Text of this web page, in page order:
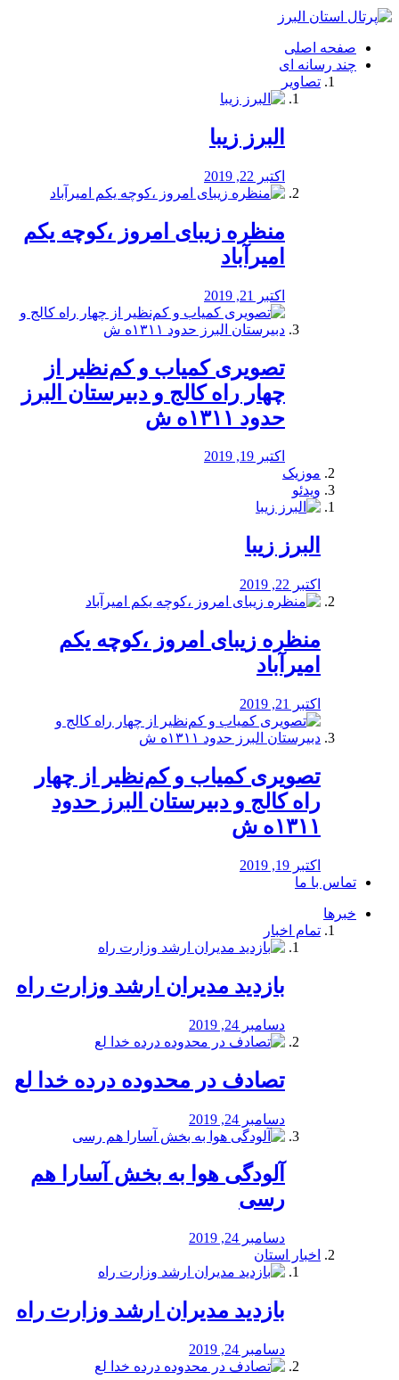
فصد
شرق
تهران
خشکشویی
صفحه اصلی
چند رسانه ای
تصاویر
البرز زیبا
اکتبر 22, 2019
منظره‌‌ زیبای امروز ،کوچه یکم
امیرآباد
اکتبر 21, 2019
️تصویری کمیاب و کم‌نظیر از
چهار راه كالج و دبيرستان البرز
حدود ۱۳۱۱ه ش
اکتبر 19, 2019
موزیک
ویدئو
البرز زیبا
اکتبر 22, 2019
منظره‌‌ زیبای امروز ،کوچه یکم
امیرآباد
اکتبر 21, 2019
️تصویری کمیاب و کم‌نظیر از چهار
راه كالج و دبيرستان البرز حدود
۱۳۱۱ه ش
اکتبر 19, 2019
تماس با ما
خبرها
تمام اخبار
بازدید مدیران ارشد وزارت راه
دسامبر 24, 2019
تصادف در محدوده درده خدا لع
دسامبر 24, 2019
آلودگی هوا به بخش آسارا هم
رسی
دسامبر 24, 2019
اخبار استان
بازدید مدیران ارشد وزارت راه
دسامبر 24, 2019